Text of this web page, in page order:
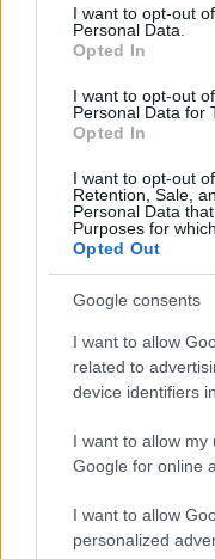
consent section.
I want to opt-out
Personal Data.
Opted In
I want to opt-out
Personal Data for
Opted In
I want to opt-out
Retention, Sale,
Personal Data
Purposes for
Opted Out
Google consents
I want to allow
related to
device identifiers
I want to allow
Google for online
I want to allow
personalized